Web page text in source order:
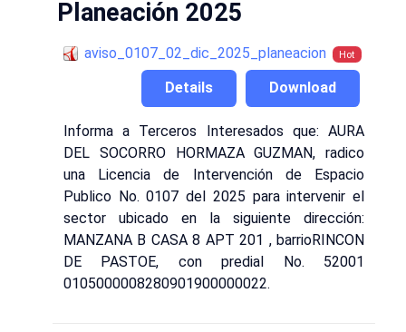
Planeación 2025
aviso_0107_02_dic_2025_planeacion Hot
Download
Details
Informa a Terceros Interesados que: AURA
DEL SOCORRO HORMAZA GUZMAN, radico
una Licencia de Intervención de Espacio
Publico No. 0107 del 2025 para intervenir el
sector ubicado en la siguiente dirección:
MANZANA B CASA 8 APT 201 , barrioRINCON
DE PASTOE, con predial No. 52001
0105000008280901900000022.